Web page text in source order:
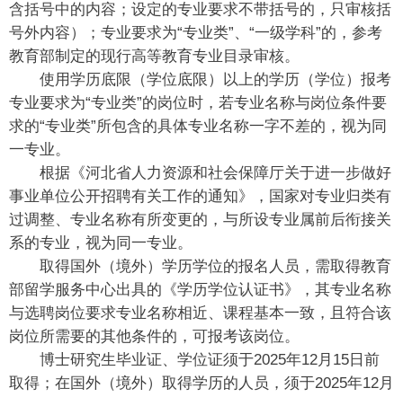
含括号中的内容；设定的专业要求不带括号的，只审核括
号外内容）；专业要求为“专业类”、“一级学科”的，参考
教育部制定的现行高等教育专业目录审核。
使用学历底限（学位底限）以上的学历（学位）报考
专业要求为“专业类”的岗位时，若专业名称与岗位条件要
求的“专业类”所包含的具体专业名称一字不差的，视为同
一专业。
根据《河北省人力资源和社会保障厅关于进一步做好
事业单位公开招聘有关工作的通知》，国家对专业归类有
过调整、专业名称有所变更的，与所设专业属前后衔接关
系的专业，视为同一专业。
取得国外（境外）学历学位的报名人员，需取得教育
部留学服务中心出具的《学历学位认证书》，其专业名称
与选聘岗位要求专业名称相近、课程基本一致，且符合该
岗位所需要的其他条件的，可报考该岗位。
博士研究生毕业证、学位证须于2025年12月15日前
取得；在国外（境外）取得学历的人员，须于2025年12月